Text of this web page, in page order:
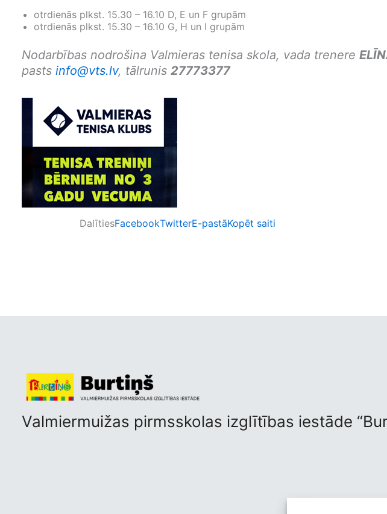
otrdienās plkst. 15.30 – 16.10 D, E un F grupām
otrdienās plkst. 15.30 – 16.10 G, H un I grupām
Nodarbības nodrošina Valmieras tenisa skola, vada trenere
pasts info@vts.lv, tālrunis 27773377
DalītiesFacebookTwitterE-pastāKopēt saiti
Valmiermuižas pirmsskolas izglītības iestāde